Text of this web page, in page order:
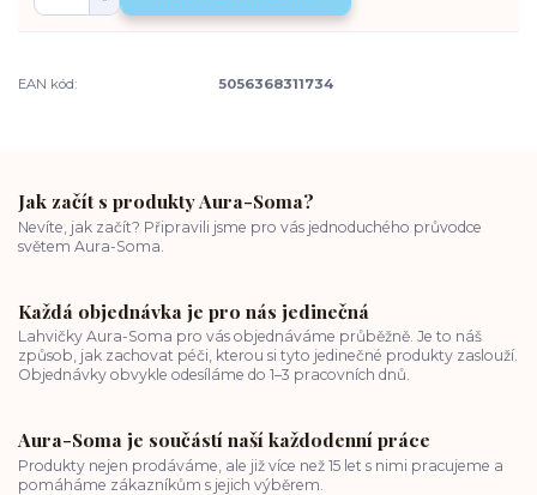
EAN kód: 5056368311734
Jak začít s produkty Aura-Soma?
Nevíte, jak začít? Připravili jsme pro vás jednoduchého průvodce
světem Aura-Soma.
Každá objednávka je pro nás jedinečná
Lahvičky Aura-Soma pro vás objednáváme průběžně. Je to náš
způsob, jak zachovat péči, kterou si tyto jedinečné produkty zaslouží.
Objednávky obvykle odesíláme do 1–3 pracovních dnů.
Aura-Soma je součástí naší každodenní práce
Produkty nejen prodáváme, ale již více než 15 let s nimi pracujeme a
pomáháme zákazníkům s jejich výběrem.